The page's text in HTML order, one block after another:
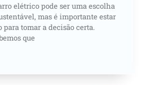
elétrico pode ser uma escolha
mas é importante estar
tomar a decisão certa.
que